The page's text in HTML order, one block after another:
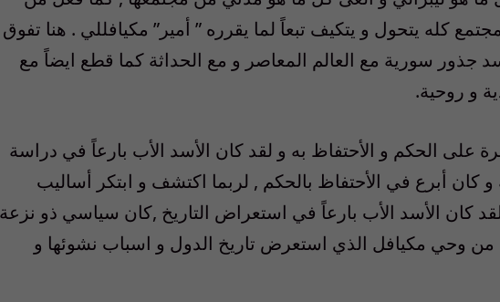
كله يتحول و يتكيف تبعاً لما يقرره ” أمير” مكيافللي . هنا تفوق
جذور سورية مع العالم المعاصر و مع الحداثة كما قطع ايضاً مع
و روحية.
على الحكم و الأحتفاظ به و لقد كان الأسد الأب بارعاً في دراسة
كان أبرع في الأحتفاظ بالحكم , لربما اكتشف و ابتكر أساليب
كان الأسد الأب بارعاً في استعراض التاريخ ,كان سياسي ذو نزعة
من وحي مكيافل الذي استعرض تاريخ الدول و اسباب نشوئها و